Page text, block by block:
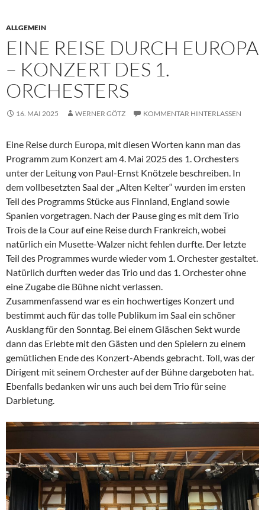
ALLGEMEIN
EINE REISE DURCH EUROPA
– KONZERT DES 1.
ORCHESTERS
16. MAI 2025 WERNER GÖTZ KOMMENTAR HINTERLASSEN
Eine Reise durch Europa, mit diesen Worten kann man das
Programm zum Konzert am 4. Mai 2025 des 1. Orchesters
unter der Leitung von Paul-Ernst Knötzele beschreiben. In
dem vollbesetzten Saal der „Alten Kelter“ wurden im ersten
Teil des Programms Stücke aus Finnland, England sowie
Spanien vorgetragen. Nach der Pause ging es mit dem Trio
Trois de la Cour auf eine Reise durch Frankreich, wobei
natürlich ein Musette-Walzer nicht fehlen durfte. Der letzte
Teil des Programmes wurde wieder vom 1. Orchester gestaltet.
Natürlich durften weder das Trio und das 1. Orchester ohne
eine Zugabe die Bühne nicht verlassen.
Zusammenfassend war es ein hochwertiges Konzert und
bestimmt auch für das tolle Publikum im Saal ein schöner
Ausklang für den Sonntag. Bei einem Gläschen Sekt wurde
dann das Erlebte mit den Gästen und den Spielern zu einem
gemütlichen Ende des Konzert-Abends gebracht. Toll, was der
Dirigent mit seinem Orchester auf der Bühne dargeboten hat.
Ebenfalls bedanken wir uns auch bei dem Trio für seine
Darbietung.